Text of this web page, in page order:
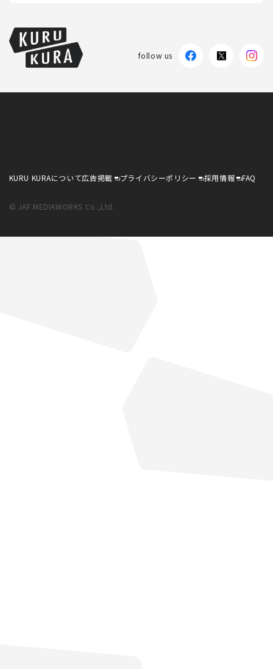
follow us
KURU KURAについて広告掲載 プライバシーポリシー 採用情報 FAQ
© JAF MEDIAWORKS Co.,Ltd.